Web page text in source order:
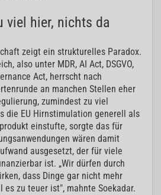
viel hier, nichts da
zeigt ein strukturelles Paradox.
also unter MDR, AI Act, DSGVO,
Act, herrscht nach
an manchen Stellen eher
zumindest zu viel
die EU Hirnstimulation generell als
einstufte, sorgte das für
wären damit
ausgesetzt, der für viele
ist. „Wir dürfen durch
dass Dinge gar nicht mehr
es zu teuer ist", mahnte Soekadar.